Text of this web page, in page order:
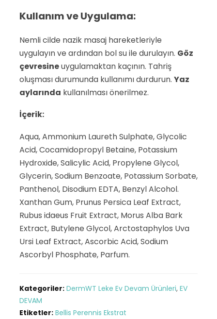
Kullanım ve Uygulama:
Nemli cilde nazik masaj hareketleriyle
uygulayın ve ardından bol su ile durulayın. Göz
çevresineuygulamaktan kaçının. Tahriş
oluşması durumunda kullanımı durdurun. Yaz
aylarında kullanılması önerilmez.
İçerik:
Aqua, Ammonium Laureth Sulphate, Glycolic
Acid, Cocamidopropyl Betaine, Potassium
Hydroxide, Salicylic Acid, Propylene Glycol,
Glycerin, Sodium Benzoate, Potassium Sorbate,
Panthenol, Disodium EDTA, Benzyl Alcohol.
Xanthan Gum, Prunus Persica Leaf Extract,
Rubus idaeus Fruit Extract, Morus Alba Bark
Extract, Butylene Glycol, Arctostaphylos Uva
Ursi Leaf Extract, Ascorbic Acid, Sodium
Ascorbyl Phosphate, Parfum.
Kategoriler: DermWT Leke Ev Devam Ürünleri, EV
DEVAM
Etiketler: Bellis Perennis Ekstrat